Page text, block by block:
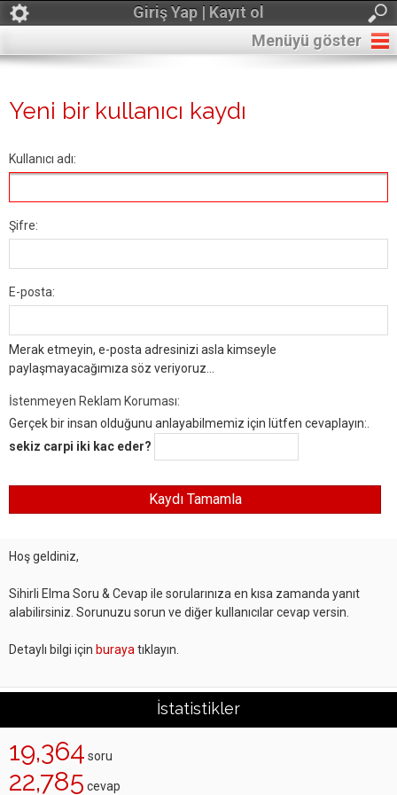
Giriş Yap | Kayıt ol
Menüyü göster
Yeni bir kullanıcı kaydı
Kullanıcı adı:
Şifre:
E-posta:
Merak etmeyin, e-posta adresinizi asla kimseyle
paylaşmayacağımıza söz veriyoruz...
İstenmeyen Reklam Koruması:
Gerçek bir insan olduğunu anlayabilmemiz için lütfen cevaplayın:.
sekiz carpi iki kac eder?
Hoş geldiniz,
Sihirli Elma Soru & Cevap ile sorularınıza en kısa zamanda yanıt
alabilirsiniz. Sorunuzu sorun ve diğer kullanıcılar cevap versin.
Detaylı bilgi için buraya tıklayın.
İstatistikler
19,364 soru
22,785 cevap